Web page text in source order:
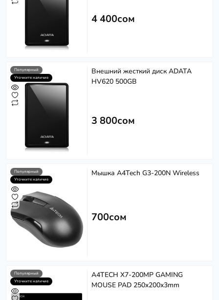
4 400сом
Популярный
Уточните наличие
Внешний жесткий диск ADATA
HV620 500GB
3 800сом
Популярный
Уточните наличие
Мышка A4Tech G3-200N Wireless
700сом
Популярный
Уточните наличие
A4TECH X7-200MP GAMING
MOUSE PAD 250x200x3mm